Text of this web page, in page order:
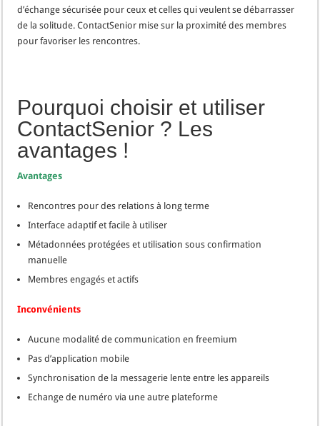
d’échange sécurisée pour ceux et celles qui veulent se débarrasser
de la solitude. ContactSenior mise sur la proximité des membres
pour favoriser les rencontres.
Pourquoi choisir et utiliser
ContactSenior ? Les
avantages !
Avantages
Rencontres pour des relations à long terme
Interface adaptif et facile à utiliser
Métadonnées protégées et utilisation sous confirmation
manuelle
Membres engagés et actifs
Inconvénients
Aucune modalité de communication en freemium
Pas d’application mobile
Synchronisation de la messagerie lente entre les appareils
Echange de numéro via une autre plateforme